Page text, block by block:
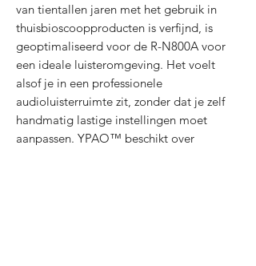
van tientallen jaren met het gebruik in
thuisbioscoopproducten is verfijnd, is
geoptimaliseerd voor de R-N800A voor
een ideale luisteromgeving. Het voelt
alsof je in een professionele
audioluisterruimte zit, zonder dat je zelf
handmatig lastige instellingen moet
aanpassen. YPAO™ beschikt over